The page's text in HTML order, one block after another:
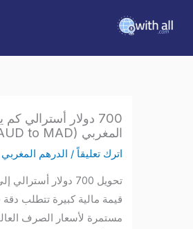
700 دولار أسترالي كم
المغربي (AUD to MAD)
اترك تعليقاً /الدرهم المغربي/
تحويل 700 دولار أسترالي
قيمة مالية كبيرة تتطلب دقة في
مستمرة لأسعار الصرف